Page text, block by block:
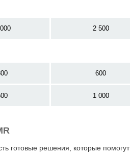
2 500
600
1 000
готовые решения, которые помогут